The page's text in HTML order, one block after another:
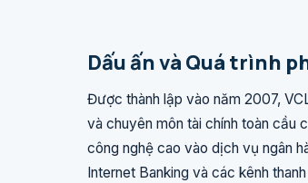
Dấu ấn và Quá trình
Được thành lập vào năm 2007,
và chuyên môn tài chính toàn cầu
công nghệ cao vào dịch vụ ngân
Internet Banking và các kênh